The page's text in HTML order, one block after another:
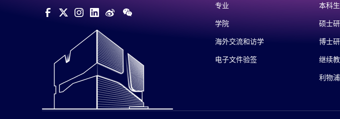
专业
学院
海外交流和访学
电子文件验签
本科
硕士
博士
继续
利物